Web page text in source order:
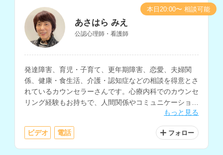
あさはら みえ
公認心理師・看護師
発達障害、育児・子育て、更年期障害、恋愛、夫婦関
係、健康・食生活、介護・認知症などの相談を得意とさ
れているカウンセラーさんです。心療内科でのカウンセ
リング経験もお持ちで、人間関係やコミュニケーショ
ン、働き方、生きづらさ等の相談にも対応されていま
す。
もっと見る
ビデオ 電話 フォロー
本日20:00〜 相談可能